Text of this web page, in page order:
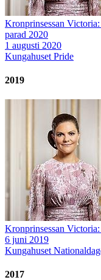
Kronprinsessan
parad 2020
1 augusti 2020
Kungahuset Pride
2019
Kronprinsessan
6 juni 2019
Kungahuset
2017